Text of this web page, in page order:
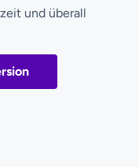
und überall